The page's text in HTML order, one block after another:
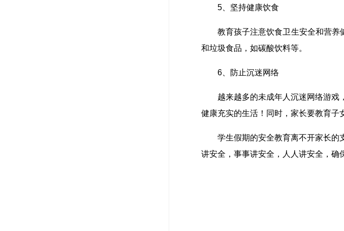
5、坚持健康饮食
教育孩子注意饮食卫生安全和营养
和垃圾食品，如碳酸饮料等。
6、防止沉迷网络
越来越多的未成年人沉迷网络游戏
健康充实的生活！同时，家长要教育子
学生假期的安全教育离不开家长的
讲安全，事事讲安全，人人讲安全，确